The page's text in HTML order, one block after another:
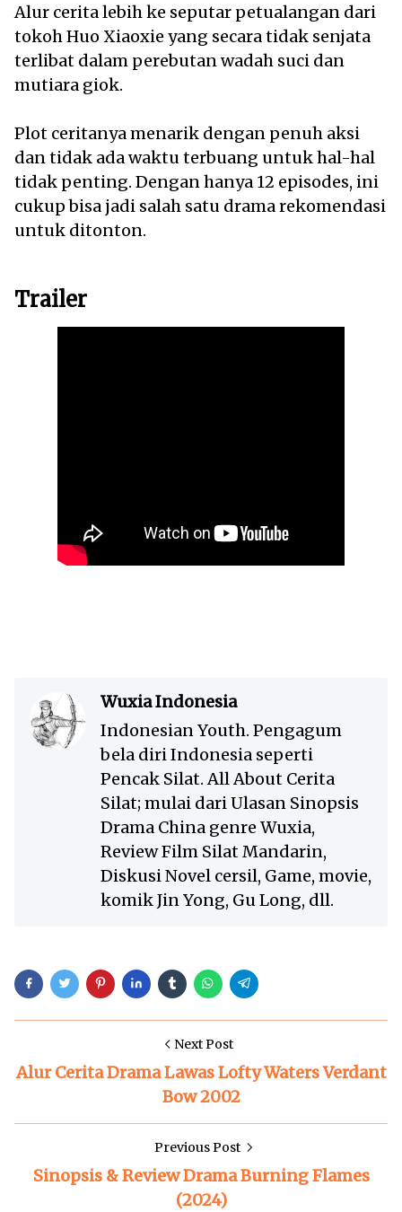
Alur cerita lebih ke seputar petualangan dari
tokoh Huo Xiaoxie yang secara tidak senjata
terlibat dalam perebutan wadah suci dan
mutiara giok.
Plot ceritanya menarik dengan penuh aksi
dan tidak ada waktu terbuang untuk hal-hal
tidak penting. Dengan hanya 12 episodes, ini
cukup bisa jadi salah satu drama rekomendasi
untuk ditonton.
Trailer
Wuxia Indonesia
Indonesian Youth. Pengagum
bela diri Indonesia seperti
Pencak Silat. All About Cerita
Silat; mulai dari Ulasan Sinopsis
Drama China genre Wuxia,
Review Film Silat Mandarin,
Diskusi Novel cersil, Game, movie,
komik Jin Yong, Gu Long, dll.
Next Post
Alur Cerita Drama Lawas Lofty Waters Verdant
Bow 2002
Previous Post
Sinopsis & Review Drama Burning Flames
(2024)